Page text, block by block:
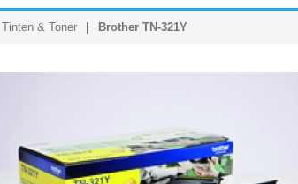
Tinten & Toner Brother TN-321Y